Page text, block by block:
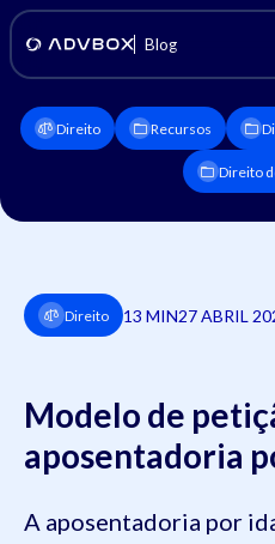
Blog
Direito Recursos
Direito
Direito 13 MIN27 ABRIL
Modelo de
aposentadoria
A aposentadoria por